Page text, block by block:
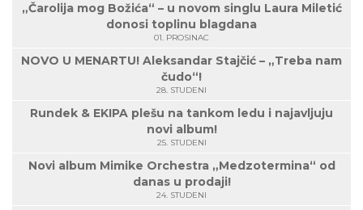
„Čarolija mog Božića“ – u novom singlu Laura Miletić
donosi toplinu blagdana
01. PROSINAC
NOVO U MENARTU! Aleksandar Stajčić – „Treba nam
čudo“!
28. STUDENI
Rundek & EKIPA plešu na tankom ledu i najavljuju
novi album!
25. STUDENI
Novi album Mimike Orchestra „Medzotermina“ od
danas u prodaji!
24. STUDENI